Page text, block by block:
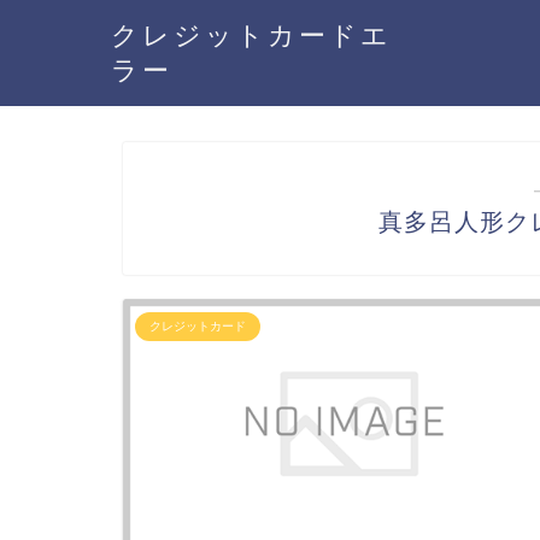
クレジットカードエ
ラー
真多呂人形ク
クレジットカード